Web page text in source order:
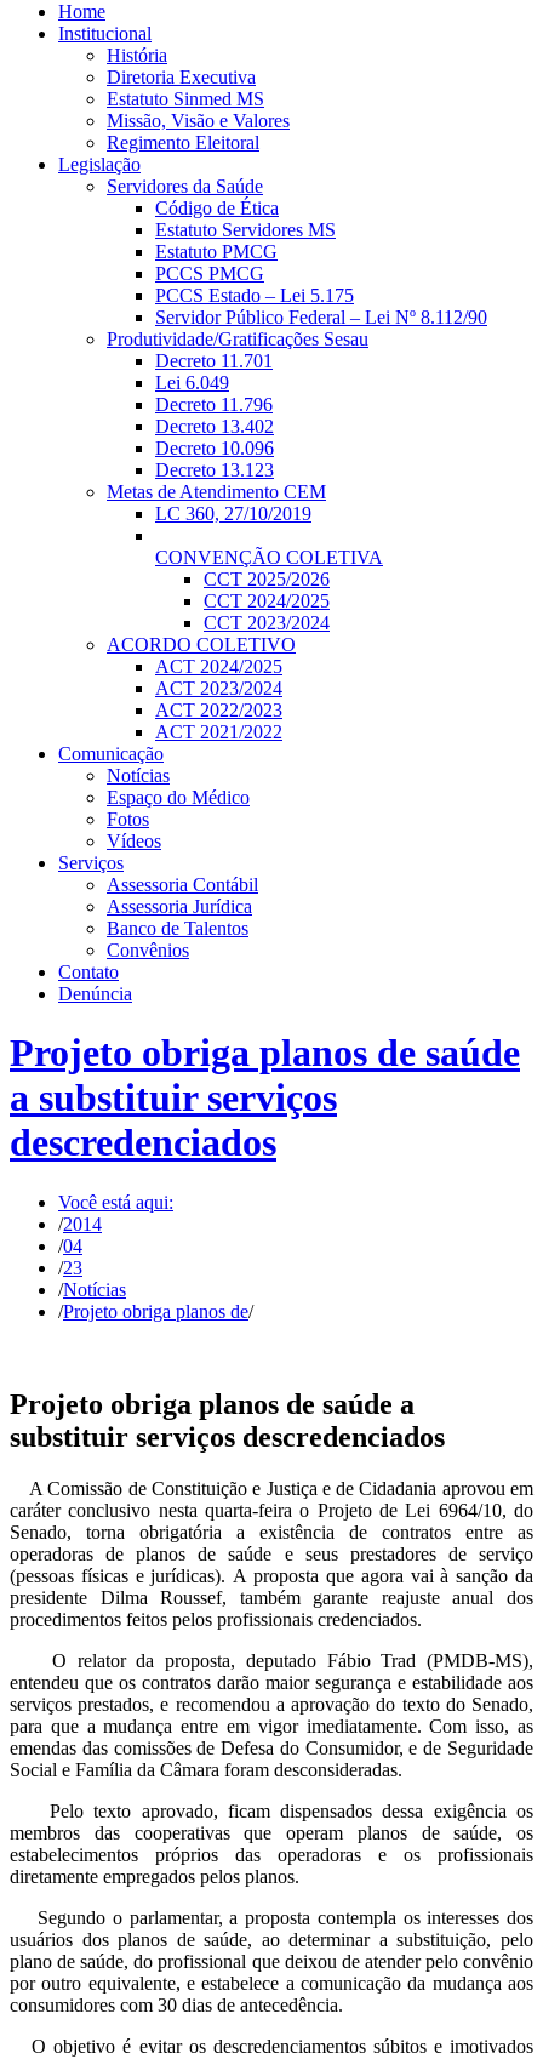
Home
Institucional
História
Diretoria Executiva
Estatuto Sinmed MS
Missão, Visão e Valores
Regimento Eleitoral
Legislação
Servidores da Saúde
Código de Ética
Estatuto Servidores MS
Estatuto PMCG
PCCS PMCG
PCCS Estado – Lei 5.175
Servidor Público Federal – Lei Nº 8.112/90
Produtividade/Gratificações Sesau
Decreto 11.701
Lei 6.049
Decreto 11.796
Decreto 13.402
Decreto 10.096
Decreto 13.123
Metas de Atendimento CEM
LC 360, 27/10/2019
CONVENÇÃO COLETIVA
CCT 2025/2026
CCT 2024/2025
CCT 2023/2024
ACORDO COLETIVO
ACT 2024/2025
ACT 2023/2024
ACT 2022/2023
ACT 2021/2022
Comunicação
Notícias
Espaço do Médico
Fotos
Vídeos
Serviços
Assessoria Contábil
Assessoria Jurídica
Banco de Talentos
Convênios
Contato
Denúncia
Projeto obriga planos de saúde
a substituir serviços
descredenciados
Você está aqui:
/2014
/04
/23
/Notícias
/Projeto obriga planos de/
Projeto obriga planos de saúde a
substituir serviços descredenciados
A Comissão de Constituição e Justiça e de Cidadania aprovou em
caráter conclusivo nesta quarta-feira o Projeto de Lei 6964/10, do
Senado, torna obrigatória a existência de contratos entre as
operadoras de planos de saúde e seus prestadores de serviço
(pessoas físicas e jurídicas). A proposta que agora vai à sanção da
presidente Dilma Roussef, também garante reajuste anual dos
procedimentos feitos pelos profissionais credenciados.
O relator da proposta, deputado Fábio Trad (PMDB-MS),
entendeu que os contratos darão maior segurança e estabilidade aos
serviços prestados, e recomendou a aprovação do texto do Senado,
para que a mudança entre em vigor imediatamente. Com isso, as
emendas das comissões de Defesa do Consumidor, e de Seguridade
Social e Família da Câmara foram desconsideradas.
Pelo texto aprovado, ficam dispensados dessa exigência os
membros das cooperativas que operam planos de saúde, os
estabelecimentos próprios das operadoras e os profissionais
diretamente empregados pelos planos.
Segundo o parlamentar, a proposta contempla os interesses dos
usuários dos planos de saúde, ao determinar a substituição, pelo
plano de saúde, do profissional que deixou de atender pelo convênio
por outro equivalente, e estabelece a comunicação da mudança aos
consumidores com 30 dias de antecedência.
O objetivo é evitar os descredenciamentos súbitos e imotivados